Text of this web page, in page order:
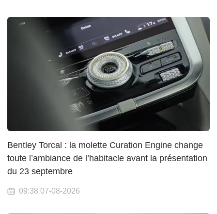
Bentley Torcal : la molette Curation Engine change
toute l’ambiance de l’habitacle avant la présentation
du 23 septembre
09:38 07-08-2026